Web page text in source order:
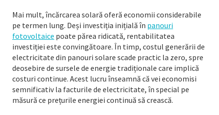
Mai mult, încărcarea solară oferă economii considerabile
pe termen lung. Deși investiția inițială în panouri
fotovoltaice poate părea ridicată, rentabilitatea
investiției este convingătoare. În timp, costul generării de
electricitate din panouri solare scade practic la zero, spre
deosebire de sursele de energie tradiționale care implică
costuri continue. Acest lucru înseamnă că vei economisi
semnificativ la facturile de electricitate, în special pe
măsură ce prețurile energiei continuă să crească.